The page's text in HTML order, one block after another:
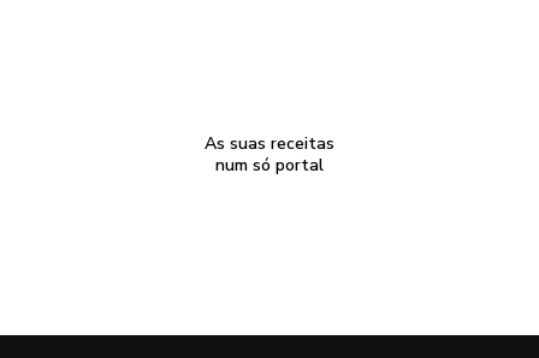
As suas receitas
num só portal